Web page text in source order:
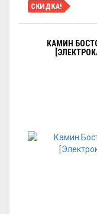
СКИДКА!
КАМИН